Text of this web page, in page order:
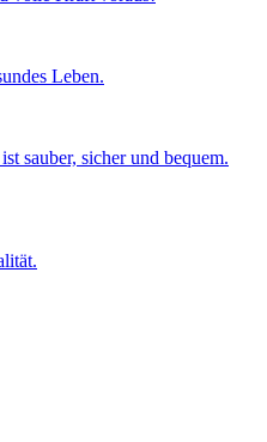
Leben.
sauber, sicher und bequem.